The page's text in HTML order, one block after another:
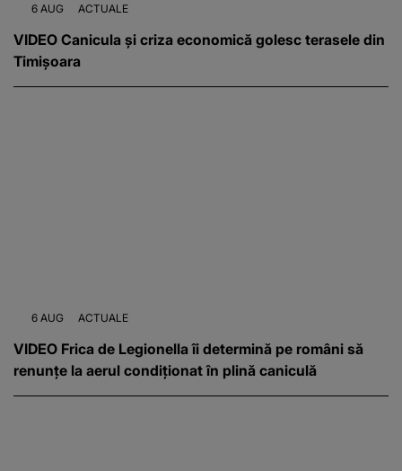
6 AUG ACTUALE
VIDEO Canicula și criza economică golesc terasele din
Timișoara
6 AUG ACTUALE
VIDEO Frica de Legionella îi determină pe români să
renunțe la aerul condiționat în plină caniculă